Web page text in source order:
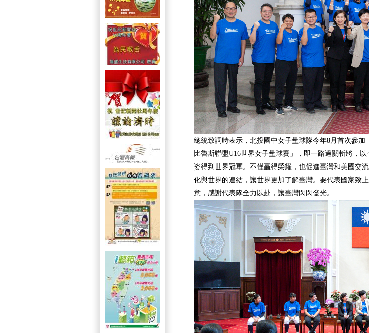
總統致詞時表示，北投國中女子壘球隊今年8月首次參加
比魯斯聯盟U16世界女子壘球賽」，即一路過關斬將，以
姿得到世界冠軍。不僅贏得榮耀，也促進臺灣和美國交
化與世界的連結，讓世界更加了解臺灣。要代表國家致
意，感謝代表隊全力以赴，讓臺灣閃閃發光。